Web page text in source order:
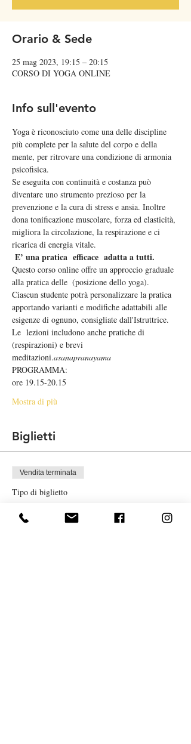
Orario & Sede
25 mag 2023, 19:15 – 20:15
CORSO DI YOGA ONLINE
Info sull'evento
Yoga è riconosciuto come una delle discipline
più complete per la salute del corpo e della
mente, per ritrovare una condizione di armonia
psicofisica.
Se eseguita con continuità e costanza può
diventare uno strumento prezioso per la
prevenzione e la cura di stress e ansia. Inoltre
dona tonificazione muscolare, forza ed elasticità,
migliora la circolazione, la respirazione e ci
ricarica di energia vitale.
E’ una pratica  efficace  adatta a tutti.
Questo corso online offre un approccio graduale
alla pratica delle (posizione dello yoga).
Ciascun studente potrà personalizzare la pratica
apportando varianti e modifiche adattabili alle
esigenze di ognuno, consigliate dall'Istruttrice.
Le  lezioni includono anche pratiche di
(respirazioni) e brevi
meditazioni.asanapranayama
PROGRAMMA:
ore 19.15-20.15
Mostra di più
Biglietti
Vendita terminata
Tipo di biglietto
APRILE